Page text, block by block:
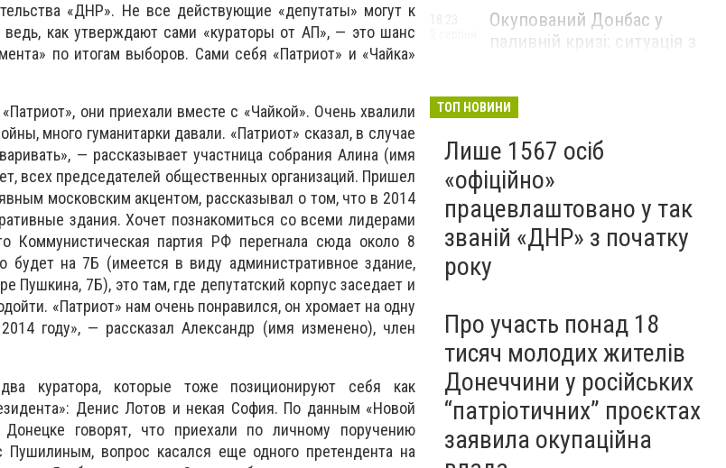
«ДНР». Не все действующие «депутаты» могут к
ведь, как утверждают сами «кураторы от АП», — это шанс
по итогам выборов. Сами себя «Патриот» и «Чайка»
они приехали вместе с «Чайкой». Очень хвалили
много гуманитарки давали. «Патриот» сказал, в случае
— рассказывает участница собрания Алина (имя
всех председателей общественных организаций. Пришел
московским акцентом, рассказывал о том, что в 2014
здания. Хочет познакомиться со всеми лидерами
Коммунистическая партия РФ перегнала сюда около 8
будет на 7Б (имеется в виду административное здание,
Пушкина, 7Б), это там, где депутатский корпус заседает и
«Патриот» нам очень понравился, он хромает на одну
году», — рассказал Александр (имя изменено), член
куратора, которые тоже позиционируют себя как
Денис Лотов и некая София. По данным «Новой
говорят, что приехали по личному поручению
Пушилиным, вопрос касался еще одного претендента на
Окупований Донбас у
паливній кризі: ситуація з
ТОП НОВИНИ
Лише 1567 осіб
«офіційно»
працевлаштовано у так
званій «ДНР» з початку
року
Про участь понад 18
тисяч молодих жителів
Донеччини у російських
“патріотичних” проєктах
заявила окупаційна